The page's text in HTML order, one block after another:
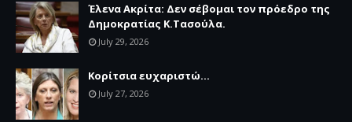
Έλενα Ακρίτα: Δεν σέβομαι τον πρόεδρο της
Δημοκρατίας Κ.Τασούλα.
July 29, 2026
Κορίτσια ευχαριστώ...
July 27, 2026